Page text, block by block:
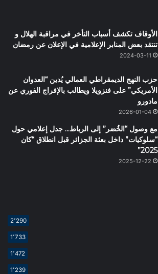
الأوقاف تكشف أسباب التأخر في مراقبة الهلال و
تنتقد بعض المنابر الإعلامية في الإعلان عن رمضان
2024-03-11
حزب النهج الديمقراطي العمالي يُدين “العدوان
الأمريكي” على فنزويلا ويطالب بالإفراج الفوري عن
مادورو
2026-01-04
مع وصول “الخُضر” إلى الرباط… جدل إعلامي حول
“سلوكيات” داخل بعثة الجزائر قبل انطلاق “كان
2025”
2025-12-22
2٬290
1٬733
1٬472
1٬239